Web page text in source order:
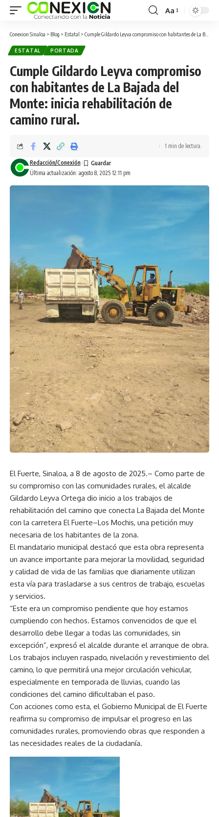
Aa
Conexion Sinaloa > Blog > Estatal > Cumple Gildardo Leyva compromiso con habitantes de La Bajada del Monte: inicia rehabilitación de camino rural.
ESTATAL PORTADA
Cumple Gildardo Leyva compromiso
con habitantes de La Bajada del
Monte: inicia rehabilitación de
camino rural.
Última actualización: agosto 8, 2025 12:11 pm
Redacción/Conexión
1 min de lectura.
El Fuerte, Sinaloa, a 8 de agosto de 2025.– Como parte de
su compromiso con las comunidades rurales, el alcalde
Gildardo Leyva Ortega dio inicio a los trabajos de
rehabilitación del camino que conecta La Bajada del Monte
con la carretera El Fuerte–Los Mochis, una petición muy
necesaria de los habitantes de la zona.
El mandatario municipal destacó que esta obra representa
un avance importante para mejorar la movilidad, seguridad
y calidad de vida de las familias que diariamente utilizan
esta vía para trasladarse a sus centros de trabajo, escuelas
y servicios.
“Este era un compromiso pendiente que hoy estamos
cumpliendo con hechos. Estamos convencidos de que el
desarrollo debe llegar a todas las comunidades, sin
excepción”, expresó el alcalde durante el arranque de obra.
Los trabajos incluyen raspado, nivelación y revestimiento del
camino, lo que permitirá una mejor circulación vehicular,
especialmente en temporada de lluvias, cuando las
condiciones del camino dificultaban el paso.
Con acciones como esta, el Gobierno Municipal de El Fuerte
reafirma su compromiso de impulsar el progreso en las
comunidades rurales, promoviendo obras que responden a
las necesidades reales de la ciudadanía.